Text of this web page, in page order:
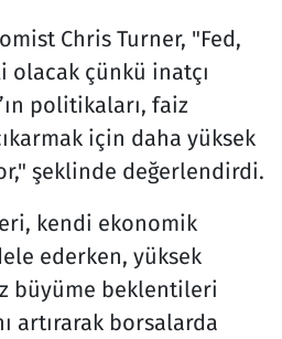
Chris Turner, "Fed,
olacak çünkü inatçı
politikaları, faiz
için daha yüksek
şeklinde değerlendirdi.
kendi ekonomik
ederken, yüksek
büyüme beklentileri
artırarak borsalarda